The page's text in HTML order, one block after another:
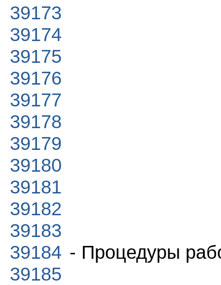
39173
39174
39175
39176
39177
39178
39179
39180
39181
39182
39183
39184 - Процедуры
39185